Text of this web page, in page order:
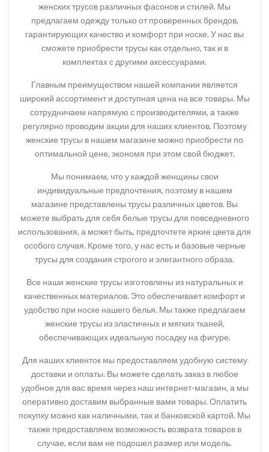
женских трусов различных фасонов и стилей. Мы
предлагаем одежду только от проверенных брендов,
гарантирующих качество и комфорт при носке. У нас вы
сможете приобрести трусы как отдельно, так и в
комплектах с другими аксессуарами.
Главным преимуществом нашей компании является
широкий ассортимент и доступная цена на все товары. Мы
сотрудничаем напрямую с производителями, а также
регулярно проводим акции для наших клиентов. Поэтому
женские трусы в нашем магазине можно приобрести по
оптимальной цене, экономя при этом свой бюджет.
Мы понимаем, что у каждой женщины свои
индивидуальные предпочтения, поэтому в нашем
магазине представлены трусы различных цветов. Вы
можете выбрать для себя белые трусы для повседневного
использования, а может быть, предпочтете яркие цвета для
особого случая. Кроме того, у нас есть и базовые черные
трусы для создания строгого и элегантного образа.
Все наши женские трусы изготовлены из натуральных и
качественных материалов. Это обеспечивает комфорт и
удобство при носке нашего белья. Мы также предлагаем
женские трусы из эластичных и мягких тканей,
обеспечивающих идеальную посадку на фигуре.
Для наших клиенток мы предоставляем удобную систему
доставки и оплаты. Вы можете сделать заказ в любое
удобное для вас время через наш интернет-магазин, а мы
оперативно доставим выбранные вами товары. Оплатить
покупку можно как наличными, так и банковской картой. Мы
также предоставляем возможность возврата товаров в
случае, если вам не подошел размер или модель.